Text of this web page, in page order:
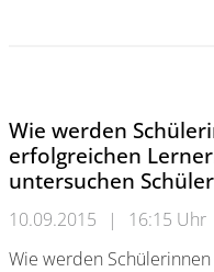
Wie werden
erfolgreichen
untersuchen
10.09.2015 |
16:15 Uhr
Wie werden